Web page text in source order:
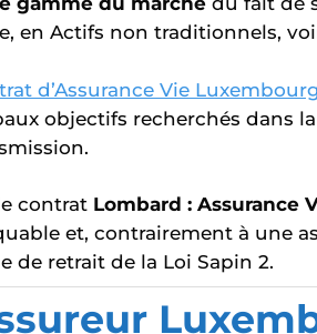
en Actifs non traditionnels,
d’Assurance Vie
objectifs recherchés dans
contrat Lombard : Assurance
et, contrairement à une
de retrait de la Loi Sapin 2.